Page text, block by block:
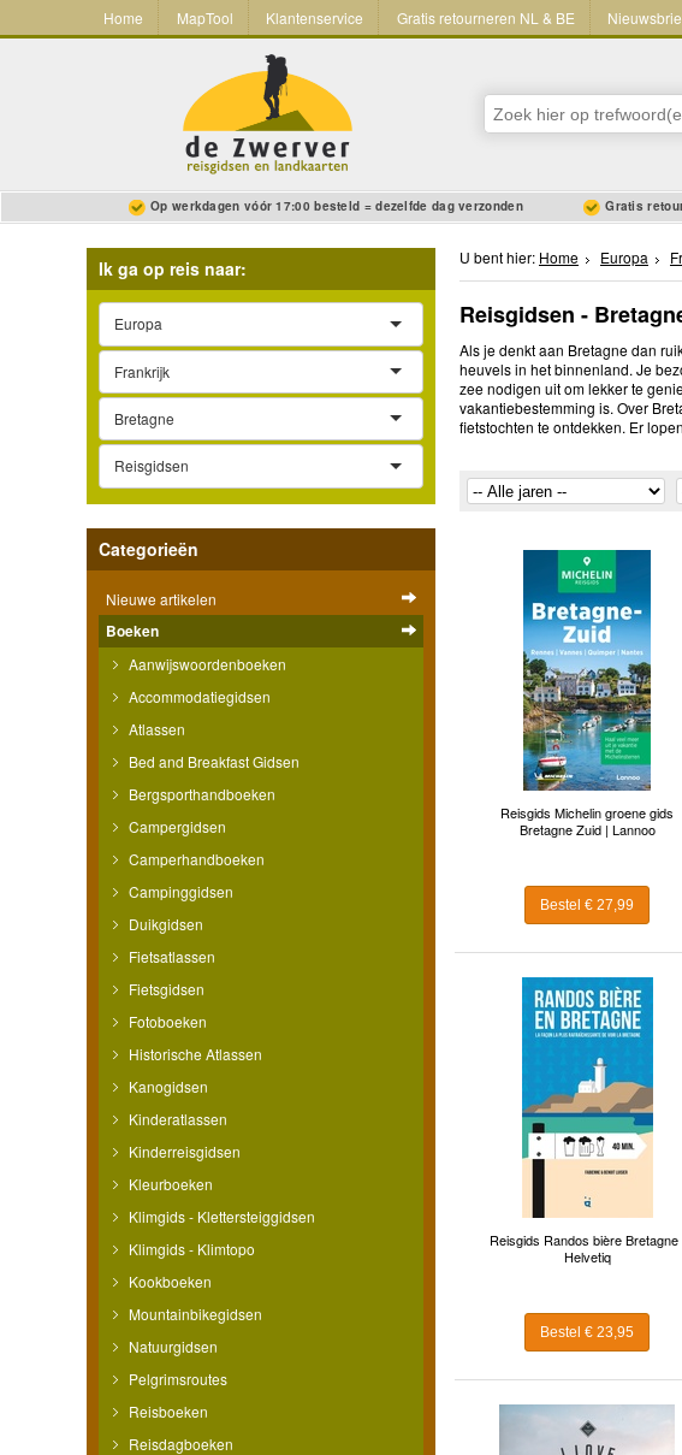
Home MapTool Klantenservice Gratis retourneren NL & BE
Op werkdagen vóór 17:00 besteld = dezelfde dag verzonden Gratis
Ik ga op reis naar:
Europa
Frankrijk
Bretagne
Reisgidsen
Categorieën
Nieuwe artikelen
Boeken
Aanwijswoordenboeken
Accommodatiegidsen
Atlassen
Bed and Breakfast Gidsen
Bergsporthandboeken
Campergidsen
Camperhandboeken
Campinggidsen
Duikgidsen
Fietsatlassen
Fietsgidsen
Fotoboeken
Historische Atlassen
Kanogidsen
Kinderatlassen
Kinderreisgidsen
Kleurboeken
Klimgids - Klettersteiggidsen
Klimgids - Klimtopo
Kookboeken
Mountainbikegidsen
Natuurgidsen
Pelgrimsroutes
Reisboeken
Reisdagboeken
U bent hier: Home Europa
Reisgidsen -
Als je denkt aan Bretagne dan
heuvels in het binnenland. Je
zee nodigen uit om lekker te
vakantiebestemming is. Over
fietstochten te ontdekken. Er
Reisgids Michelin groene gids
Bretagne Zuid | Lannoo
Bestel € 27,99
Reisgids Randos bière Bretagne
Helvetiq
Bestel € 23,95